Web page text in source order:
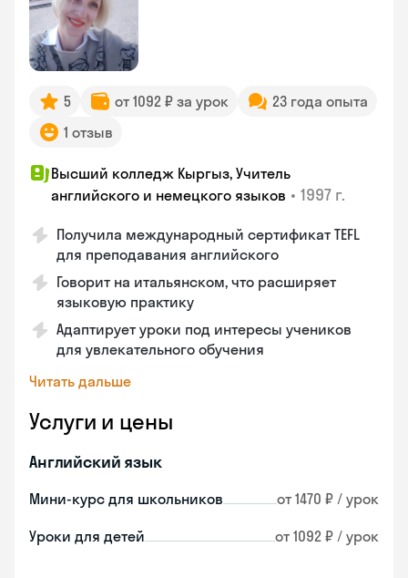
5 от 1092 ₽ за урок
23 года опыта
1 отзыв
Высший колледж Кыргыз, Учитель
английского и немецкого языков • 1997 г.
Получила международный сертификат TEFL
для преподавания английского
Говорит на итальянском, что расширяет
языковую практику
Адаптирует уроки под интересы учеников
для увлекательного обучения
Читать дальше
Услуги и цены
Английский язык
Мини-курс для школьников от 1470 ₽ / урок
Уроки для детей от 1092 ₽ / урок